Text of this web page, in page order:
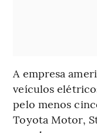
A empresa
veículos
pelo menos
Toyota Motor,